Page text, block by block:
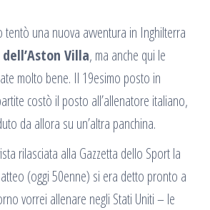
una nuova avventura in Inghilterra
Villa, ma anche qui le
molto bene. Il 19esimo posto in
costò il posto all’allenatore italiano,
da allora su un’altra panchina.
rilasciata alla Gazzetta dello Sport la
(oggi 50enne) si era detto pronto a
vorrei allenare negli Stati Uniti – le